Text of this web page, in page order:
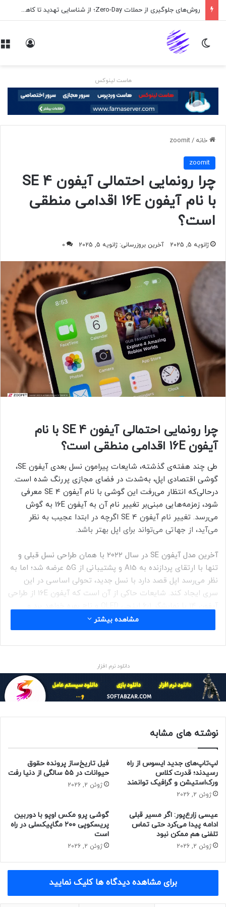
روش‌های جلوگیری از حملات Zero-Day؛ از شناسایی تهدید تا کاهش ریسک
تغییر پوسته
هاست لینوکس
خانه /
zoomit
zoomit
چرا رونمایی احتمالی آیفون SE 4
با نام آیفون 16E اقدامی منطقی
است؟
ژانویه 5, 2025 آخرین بروزرسانی: ژانویه 5, 2025 0
چرا رونمایی احتمالی آیفون SE 4 با نام
آیفون 16E اقدامی منطقی است؟
طی چند هفته‌ی گذشته، شایعات پیرامون نسل بعدی آیفون SE،
گوشی اقتصادی اپل، به‌شدت در فضای مجازی پررنگ شده است.
درحالی‌که انتظار می‌رفت این گوشی با نام آیفون SE 4 معرفی
شود، زمزمه‌هایی مبنی‌بر تغییر نام آن به آیفون 16E به گوش
می‌رسد. تغییر نام آیفون SE 4 اگرچه در ابتدا عجیب به نظر
می‌آید، از جهاتی می‌تواند برای اپل بهتر باشد.
آخرین مدل آیفون SE در سال ۲۰۲۲ با همان طراحی نسل قبلی و
تنها با ارتقا‌ی پردازنده به A15 و پشتیبانی از 5G عرضه شد؛ اما به
نظر می‌رسد اپل قصد دارد با نسل جدید، تحولی اساسی در این
سری ایجاد کند. شایعات حاکی از آن است که آیفون 16E از طراحی
استفاده خواهد کرد و این بزرگ‌ترین تغییر در طراحی آیفون SE از
سال ۲۰۲۰ خواهد بود.
علاوه‌بر تغییر طراحی، انتظار می‌رود گوشی مورد بحث از پردازنده‌ی
قدرتمند A18 با قابلیت‌های هوش مصنوعی اپل، درگاه USB-C و
دوربین پشتی ۴۸ مگاپیکسلی مشابه آیفون ۱۵ بهره‌مند باشد.
که از مودم 5G اختصاصی این شرکت استفاده می‌کند.
برای آیفون SE 4 پیش‌بینی کرده‌اند؛ اما باتوجه‌به قیمت ۵۹۹
دلاری آیفون ۱۴ و ۶۹۹ دلاری آیفون ۱۵، این قیمت بسیار پایین به
نظر می‌رسد. همین مورد، سؤالی اساسی ایجاد خواهد کرد که
کاهش دهد که یکی از آن‌ها مربوط‌ به استفاده از مودم‌ اختصاصی
مشاهده بیشتر
دانلود نرم افزار
نوشته های مشابه
لپ‌تاپ‌های جدید ایسوس از راه
رسیدند؛ قدرت کلاس
ورک‌استیشن و گرافیک توانمند
ژوئن 2, 2026
فیل تاریخ‌ساز پرونده حقوق
حیوانات در ۵۵ سالگی از دنیا رفت
ژوئن 2, 2026
عیسی زارع‌پور: اگر مسیر قبلی
ادامه پیدا می‌کرد حتی تماس
تلفنی هم ممکن نبود
ژوئن 2, 2026
گوشی پرو مکس اوپو با دوربین
پریسکوپی ۲۰۰ مگاپیکسلی در راه
است
ژوئن 2, 2026
برای مشاهده دیدگاه ها کلیک نمایید